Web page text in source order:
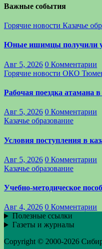
Важные события
Горячие новости Казачье
Юные ишимцы получили
Авг 5, 2026 0 Комментарии
Горячие новости ОКО
Рабочая поездка атамана
Авг 5, 2026 0 Комментарии
Казачье образование
Условия поступления в
Авг 5, 2026 0 Комментарии
Казачье образование
Учебно-методическое
Авг 4, 2026 0 Комментарии
Полезные ссылки
Газеты и журналы
Copyright © 2000-2026